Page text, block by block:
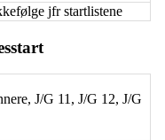
jfr startlistene
J/G 11, J/G 12, J/G